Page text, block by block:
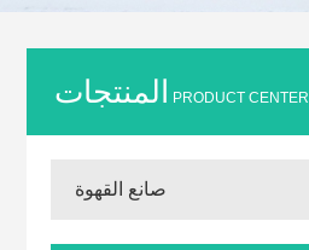
المنتجات PRODUCT CENTER
صانع القهوة